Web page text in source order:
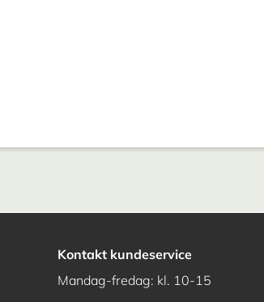
Kontakt kundeservice
Mandag-fredag: kl. 10-15